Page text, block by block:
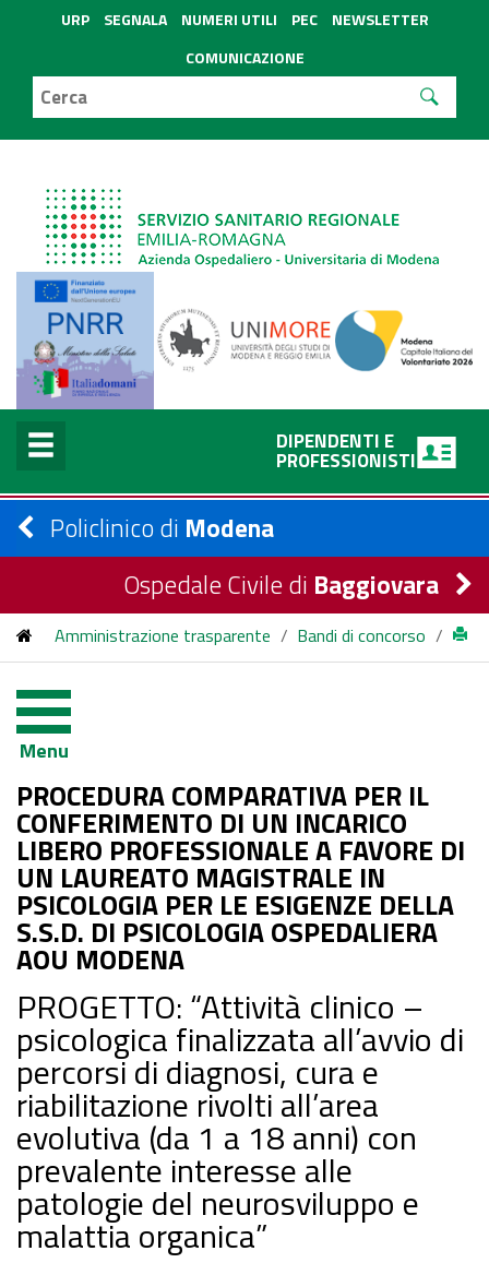
URP SEGNALA NUMERI UTILI PEC
NEWSLETTER
COMUNICAZIONE
DIPENDENTI E
PROFESSIONISTI
Policlinico di Modena
Ospedale Civile di Baggiovara
Amministrazione trasparente / Bandi di concorso /
PROCEDURA COMPARATIVA PER IL CONFERIMENTO DI UN
INCARICO LIBERO PROFESSIONALE A FAVORE DI UN
LAUREATO MAGISTRALE IN PSICOLOGIA PER LE ESIGENZE
DELLA S.S.D. DI PSICOLOGIA OSPEDALIERA AOU MODENA
Menu
PROCEDURA COMPARATIVA PER IL
CONFERIMENTO DI UN INCARICO
LIBERO PROFESSIONALE A FAVORE DI
UN LAUREATO MAGISTRALE IN
PSICOLOGIA PER LE ESIGENZE DELLA
S.S.D. DI PSICOLOGIA OSPEDALIERA
AOU MODENA
PROGETTO: “Attività clinico –
psicologica finalizzata all’avvio di
percorsi di diagnosi, cura e
riabilitazione rivolti all’area
evolutiva (da 1 a 18 anni) con
prevalente interesse alle
patologie del neurosviluppo e
malattia organica”